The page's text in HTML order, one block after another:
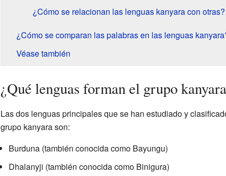
¿Cómo se relacionan las lenguas kanyara con otras?
¿Cómo se comparan las palabras en las lenguas
Véase también
¿Qué lenguas forman el grupo
Las dos lenguas principales que se han estudiado y
grupo kanyara son:
Burduna (también conocida como Bayungu)
Dhalanyji (también conocida como Binigura)